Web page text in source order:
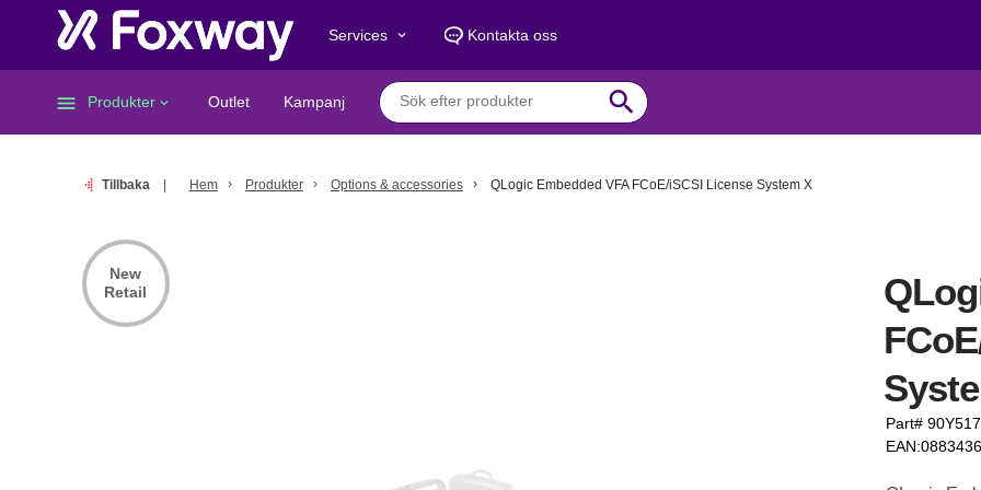
Services keyboard_arrow_down Kontakta oss
menu Produkter keyboard_arrow_down Outlet Kampanj search
Tillbaka Hem Produkter Options & accessories QLogic Embedded VFA FCoE/iSCSI License System X
Part#
New
Retail